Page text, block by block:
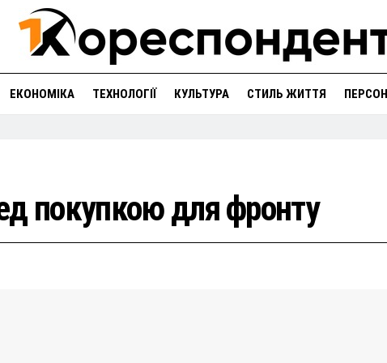
ЕКОНОМІКА ТЕХНОЛОГІЇ КУЛЬТУРА СТИЛЬ ЖИТТЯ
покупкою для фронту